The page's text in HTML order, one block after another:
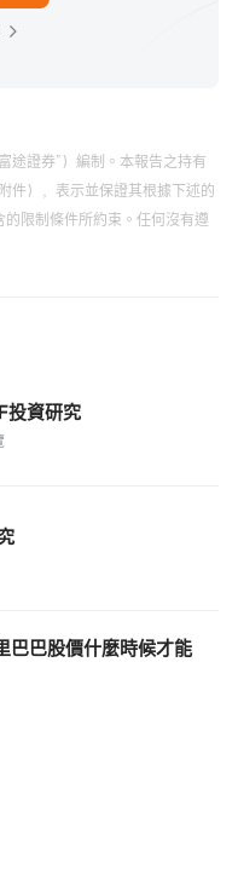
途證券”）編制。本報告之持有
件），表示並保證其根據下述的
限制條件所約束。任何沒有遵
導致的任何直接或間接損失概
為正確及可靠的來源，惟本報
能受送遞延誤，阻礙或攔截等
示任何該等資料或意見的足夠
報告的內容時所作的行為而導
，間接的，隨之而發生的損
富途證券或其關連公司的立
途證券亦無責任提供任何有關
證券之客戶作一般閱覽之用，
務狀況或任何特別需要。本報
團的任何成員作出提議，建議
融證券。本報告所提及之產品
出任何投資決策時須充分考慮
能力獨立評估投資風險並就投
及其他投資考慮而獨立做出
券於香港提供。香港的投資者
投資研究
巴巴股價什麼時候才能